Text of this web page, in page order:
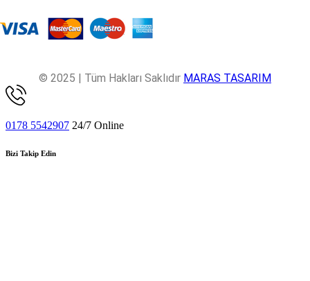
© 2025 | Tüm Hakları Saklıdır MARAS TASARIM
0178 5542907 24/7 Online
Bizi Takip Edin